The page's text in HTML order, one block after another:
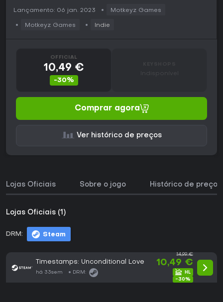
Lançamento: 06 jan. 2023 Motkeyz Games
Motkeyz Games Indie
OFFICIAL
10,49 €
-30%
Indisponível
Comprar agora
Ver histórico de preços
Lojas Oficiais Sobre o jogo Histórico de preços
Lojas Oficiais (1)
DRM: Steam
Timestamps: Unconditional Love
há 33sem DRM:
14,99 €
10,49 €
-30%